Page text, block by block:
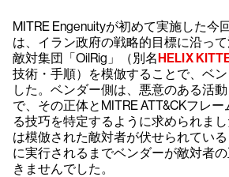
MITRE Engenuityが初めて実施した今
は、イラン政府の戦略的目標に沿っ
敵対集団「OilRig」（別名HELIX
技術・手順）を模倣することで、ベ
した。ベンダー側は、悪意のある活
で、その正体とMITRE ATT&CKフレ
る技巧を特定するように求められま
は模倣された敵対者が伏せられてい
に実行されるまでベンダーが敵対者
きませんでした。